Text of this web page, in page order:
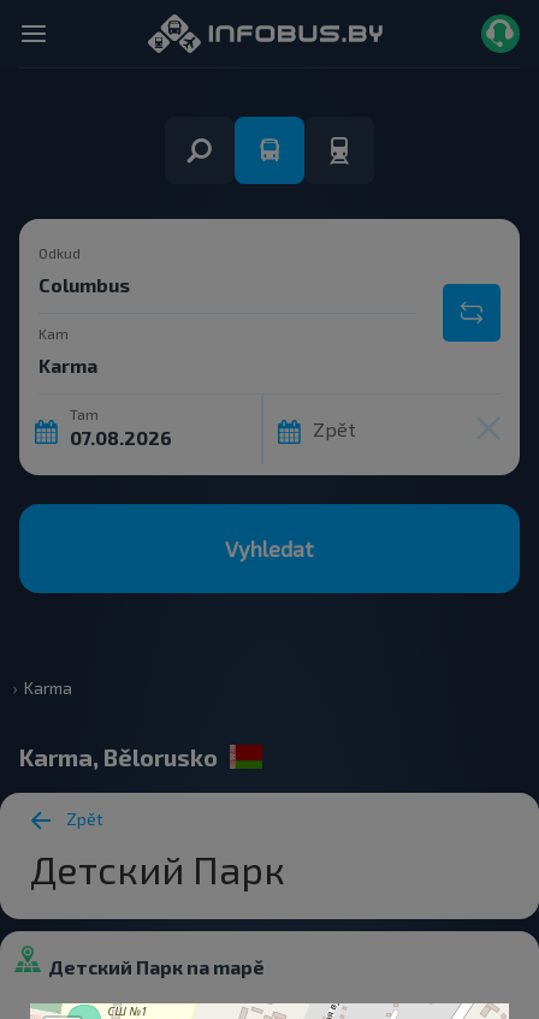
Odkud
Kam
Tam
Zpět
Vyhledat
Karma
Karma, Bělorusko
Zpět
Детский Парк
Детский Парк na mapě